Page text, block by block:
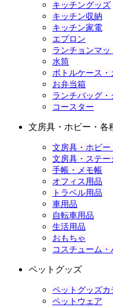
キッチングッズ
キッチン収納
キッチン家電
エプロン
ランチョンマ
水筒
ボトルケース・
お弁当箱
ランチバッグ・
コースター
文房具・ホビー・各
文房具・ホビ
文房具・ステー
手帳・メモ帳
オフィス用品
トラベル用品
車用品
自転車用品
生活用品
おもちゃ
コスチューム
ペットグッズ
ペットグッズカ
ペットウェア